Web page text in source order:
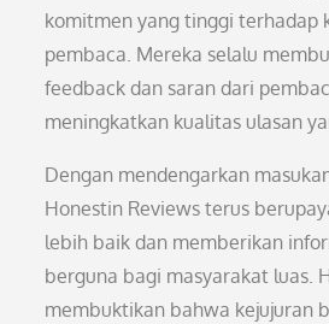
komitmen yang tinggi terhadap
pembaca. Mereka selalu
feedback dan saran dari
meningkatkan kualitas ulasan
Dengan mendengarkan
Honestin Reviews terus
lebih baik dan memberikan
berguna bagi masyarakat luas.
membuktikan bahwa kejujuran